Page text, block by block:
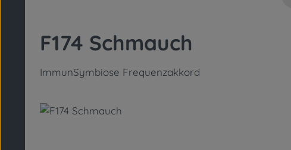
F174 Schmauch
ImmunSymbiose Frequenzakkord
Bildergalerie überspringen